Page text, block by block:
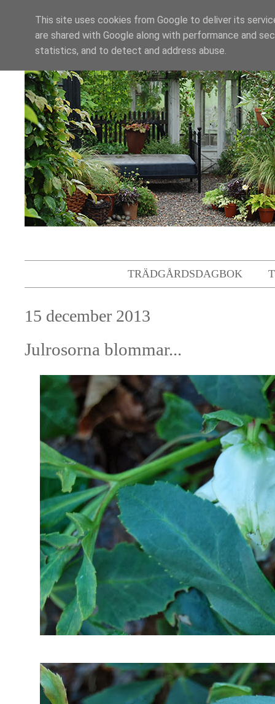
TRÄDGÅRDSDAGBOK
15 december 2013
Julrosorna blommar...
This site uses cookies from Google to deliver its
are shared with Google along with performance and
statistics, and to detect and address abuse.